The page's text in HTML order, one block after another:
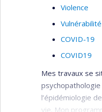
Violence
Vulnérabilité
COVID-19
COVID19
Mes travaux se
l’épidémiologie
vie. Mon